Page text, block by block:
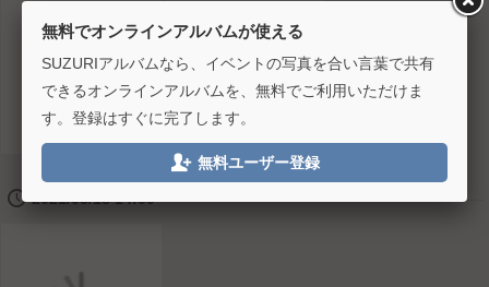
🕔2021/03/18 14:00
無料でオンラインアルバムが使える
SUZURIアルバムなら、イベントの写真を合い言葉で共有
できるオンラインアルバムを、無料でご利用いただけま
す。登録はすぐに完了します。
 無料ユーザー登録